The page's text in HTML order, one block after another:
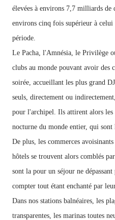
élevées à environs 7,7 milliards de
environs cinq fois supérieur à
période.
Le Pacha, l'Amnésia, le Privilège
clubs au monde pouvant avoir des
soirée, accueillant les plus grand
seuls, directement ou
pour l'archipel. Ils attirent alors les
nocturne du monde entier, qui sont
De plus, les commerces
hôtels se trouvent alors comblés
sont la pour un séjour ne
compter tout étant enchanté par
Dans nos stations balnéaires, les
transparentes, les marinas toutes